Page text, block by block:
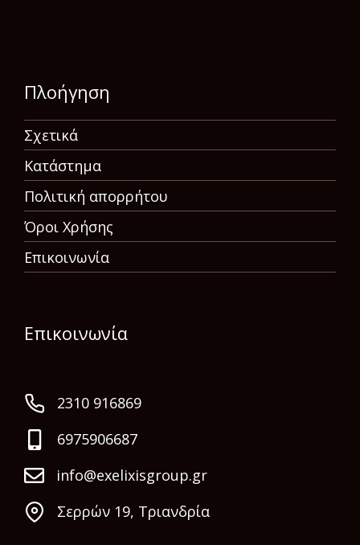
Πλοήγηση
Σχετικά
Κατάστημα
Πολιτική απορρήτου
Όροι Χρήσης
Επικοινωνία
Επικοινωνία
2310 916869
6975906687
info@exelixisgroup.gr
Σερρών 19, Τριανδρία